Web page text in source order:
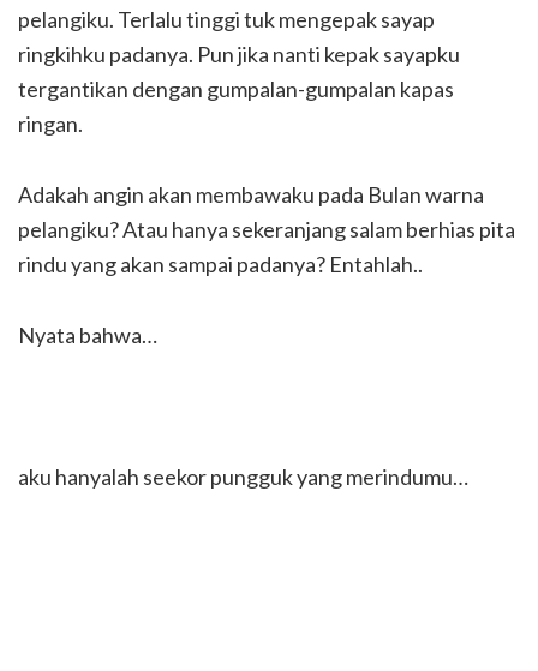
pelangiku. Terlalu tinggi tuk mengepak sayap
ringkihku padanya. Pun jika nanti kepak sayapku
tergantikan dengan gumpalan-gumpalan kapas
ringan.
Adakah angin akan membawaku pada Bulan warna
pelangiku? Atau hanya sekeranjang salam berhias pita
rindu yang akan sampai padanya? Entahlah..
Nyata bahwa…
aku hanyalah seekor pungguk yang merindumu…